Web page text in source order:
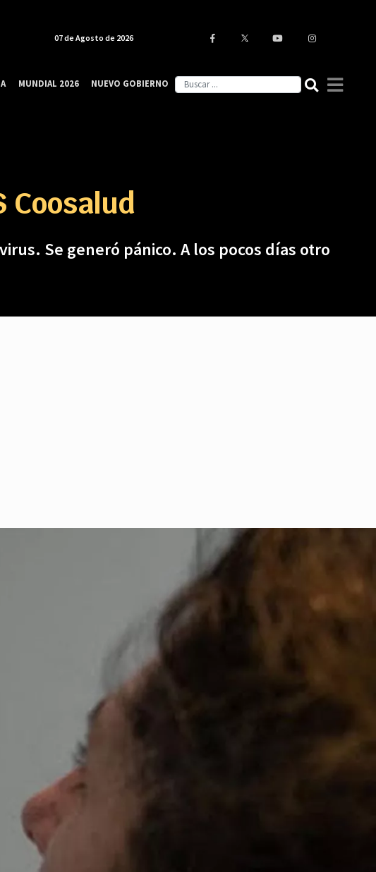
Coosalud
Se generó pánico. A los pocos días otro
07 de Agosto de 2026
MUNDIAL 2026 NUEVO GOBIERNO